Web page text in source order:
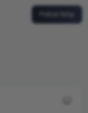
Pokaż listę